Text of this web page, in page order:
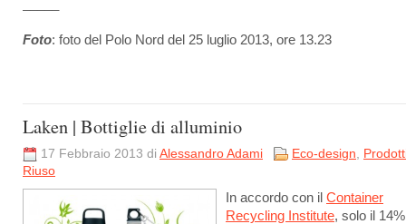
Foto: foto del Polo Nord del 25 luglio 2013, ore 13.23
Laken | Bottiglie di alluminio
17 Febbraio 2013 di Alessandro Adami Eco-design,
Riuso
In accordo con il Container
Recycling Institute, solo il